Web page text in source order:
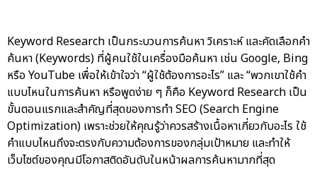
Keyword Research เป็นกระบวนการค้นหา วิเคราะห์ และคัดเลือกคำ
ค้นหา (Keywords) ที่ผู้คนใช้ในเครื่องมือค้นหา เช่น Google, Bing
หรือ YouTube เพื่อให้เข้าใจว่า “ผู้ใช้ต้องการอะไร” และ “พวกเขาใช้คำ
แบบไหนในการค้นหา หรือพูดง่าย ๆ ก็คือ Keyword Research เป็น
ขั้นตอนแรกและสำคัญที่สุดของการทำ SEO (Search Engine
Optimization) เพราะช่วยให้คุณรู้ว่าควรสร้างเนื้อหาเกี่ยวกับอะไร ใช้
คำแบบไหนถึงจะตรงกับความต้องการของกลุ่มเป้าหมาย และทำให้
เว็บไซต์ของคุณมีโอกาสติดอันดับในหน้าผลการค้นหามากที่สุด